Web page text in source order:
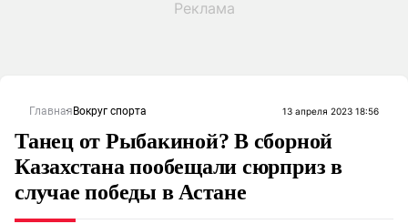
Главная Вокруг спорта 13 апреля 2023 18:56
Танец от Рыбакиной? В сборной
Казахстана пообещали сюрприз в
случае победы в Астане